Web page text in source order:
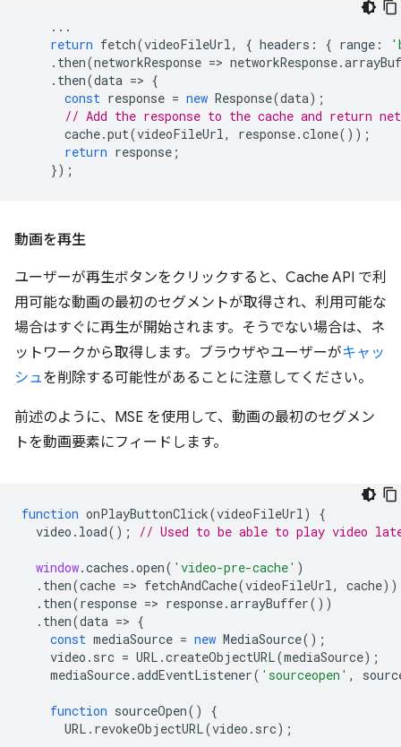
...
return fetch(videoFileUrl, { headers : { range :
. then(networkResponse => networkResponse.
. then(data => {
const response = new Response(data);
// Add the response to the cache and return
cache.put(videoFileUrl, response.clone());
return response ;
});
動画を再生
ユーザーが再生ボタンをクリックすると、Cache API で利
用可能な動画の最初のセグメントが取得され、利用可能な
場合はすぐに再生が開始されます。そうでない場合は、ネ
ットワークから取得します。ブラウザやユーザーがキャッ
シュを削除する可能性があることに注意してください。
前述のように、MSE を使用して、動画の最初のセグメン
トを動画要素にフィードします。
function onPlayButtonClick(videoFileUrl)
{
video . load(); // Used to be able to play video
window.caches .open( 'video-pre-cache' )
. then(cache => fetchAndCache(videoFileUrl, cache))
. then(response => response.arrayBuffer())
. then(data => {
const mediaSource = new MediaSource();
video . src = URL .createObjectURL(mediaSource);
mediaSource.addEventListener( 'sourceopen' ,
function sourceOpen()
{
URL . revokeObjectURL(video . src);